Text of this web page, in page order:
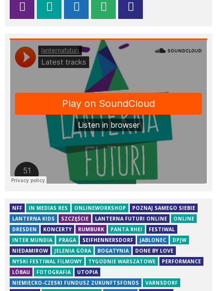
NFF IN MEDIAS RES ONLINEWORKSHOP
POZNAJ SAMEGO SIEBIE
LANTERNA KIDS
SZCZĘŚCIE LANTERNA FUTURI ONLINE
ONLINE
DRESDEN
KONCERTY RUMBURK PANTA RHEI
FESTIWAL
INTER MUNDIA
PRAGA SEIFHENNERSDORF JABLONEC
DPJW
NIEDAMIROW
JELENIA GÓRA BOGATYNIA
DONE BY LOVE
NYSKI FESTIWAL FILMOWY
TYGODNIE WARSZATOWE
PERFORMANCE
LÖBAU
FOTOGRAFIA
UTOPIA
NIEMIECKO-CZESKI FUNDUSZ ZUKUNFTSFONDS
VARNSDORF